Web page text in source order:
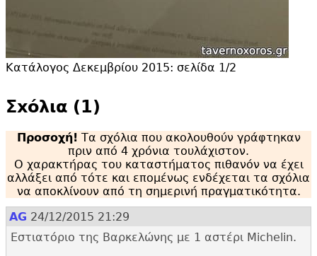
Κατάλογος Δεκεμβρίου 2015: σελίδα 1/2
Σxόλια (1)
Προσοχή! Τα σχόλια που ακολουθούν γράφτηκαν
πριν από 4 χρόνια τουλάχιστον.
Ο χαρακτήρας του καταστήματος πιθανόν να έχει
αλλάξει από τότε και επομένως ενδέχεται τα σχόλια
να αποκλίνουν από τη σημερινή πραγματικότητα.
AG 24/12/2015 21:29
Εστιατόριο της Βαρκελώνης με 1 αστέρι Michelin.